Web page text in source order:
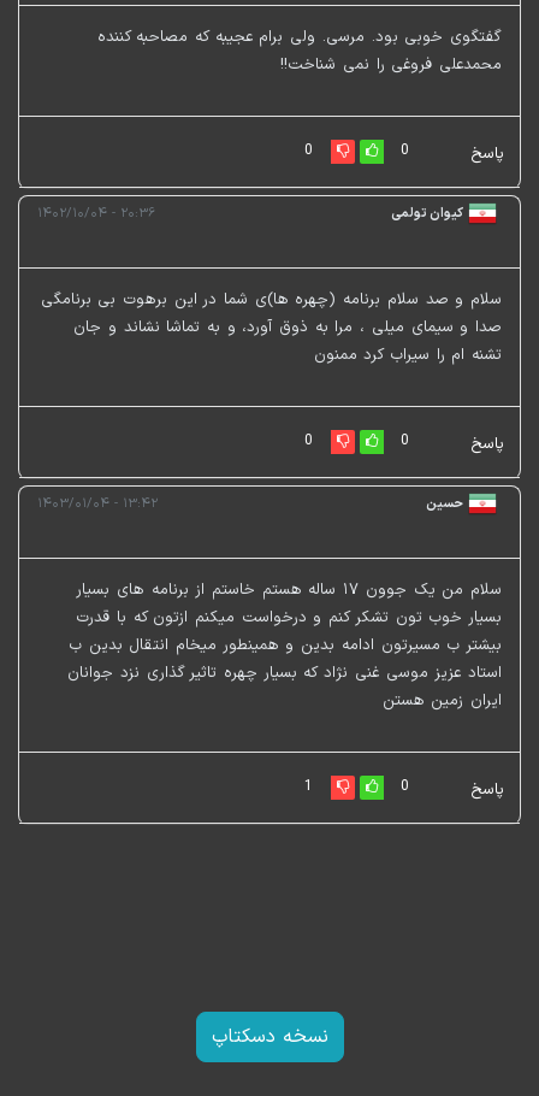
گفتگوی خوبی بود. مرسی. ولی برام عجیبه که مصاحبه کننده
محمدعلی فروغی را نمی شناخت!!
پاسخ 0
0
کیوان تولمی ۲۰:۳۶ - ۱۴۰۲/۱۰/۰۴
سلام و صد سلام برنامه (چهره ها)ی شما در این برهوت بی برنامگی
صدا و سیمای میلی ، مرا به ذوق آورد، و به تماشا نشاند و جان
تشنه ام را سیراب کرد ممنون
پاسخ 0
0
حسین ۱۳:۴۲ - ۱۴۰۳/۰۱/۰۴
سلام من یک جوون ۱۷ ساله هستم خاستم از برنامه های بسیار
بسیار خوب تون تشکر کنم و درخواست میکنم ازتون که با قدرت
بیشتر ب مسیرتون ادامه بدین و همینطور میخام انتقال بدین ب
استاد عزیز موسی غنی نژاد که بسیار چهره تاثیر گذاری نزد جوانان
ایران زمین هستن
پاسخ 0
1
نسخه دسکتاپ